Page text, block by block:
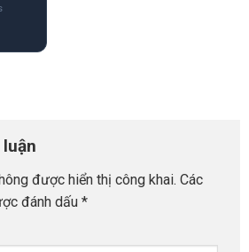
được hiển thị công khai. Các
đánh dấu *